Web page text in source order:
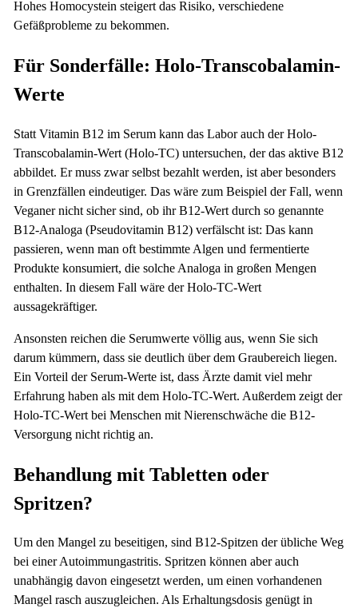
Hohes Homocystein steigert das Risiko, verschiedene
Gefäßprobleme zu bekommen.
Für Sonderfälle: Holo-Transcobalamin-
Werte
Statt Vitamin B12 im Serum kann das Labor auch der Holo-
Transcobalamin-Wert (Holo-TC) untersuchen, der das aktive B12
abbildet. Er muss zwar selbst bezahlt werden, ist aber besonders
in Grenzfällen eindeutiger. Das wäre zum Beispiel der Fall, wenn
Veganer nicht sicher sind, ob ihr B12-Wert durch so genannte
B12-Analoga (Pseudovitamin B12) verfälscht ist: Das kann
passieren, wenn man oft bestimmte Algen und fermentierte
Produkte konsumiert, die solche Analoga in großen Mengen
enthalten. In diesem Fall wäre der Holo-TC-Wert
aussagekräftiger.
Ansonsten reichen die Serumwerte völlig aus, wenn Sie sich
darum kümmern, dass sie deutlich über dem Graubereich liegen.
Ein Vorteil der Serum-Werte ist, dass Ärzte damit viel mehr
Erfahrung haben als mit dem Holo-TC-Wert. Außerdem zeigt der
Holo-TC-Wert bei Menschen mit Nierenschwäche die B12-
Versorgung nicht richtig an.
Behandlung mit Tabletten oder
Spritzen?
Um den Mangel zu beseitigen, sind B12-Spitzen der übliche Weg
bei einer Autoimmungastritis. Spritzen können aber auch
unabhängig davon eingesetzt werden, um einen vorhandenen
Mangel rasch auszugleichen. Als Erhaltungsdosis genügt in